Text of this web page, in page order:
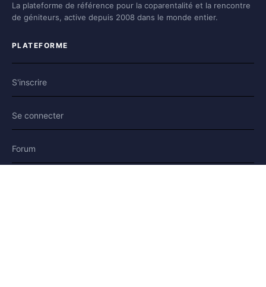
La plateforme de référence pour la coparentalité et la rencontre
de géniteurs, active depuis 2008 dans le monde entier.
PLATEFORME
S'inscrire
Se connecter
Forum